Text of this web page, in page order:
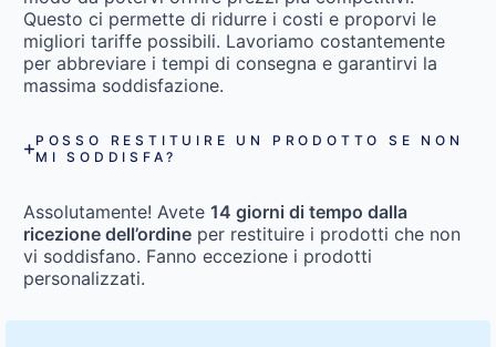
Questo ci permette di ridurre i costi e proporvi le
migliori tariffe possibili. Lavoriamo costantemente
per abbreviare i tempi di consegna e garantirvi la
massima soddisfazione.
POSSO RESTITUIRE UN PRODOTTO SE NON
MI SODDISFA?
Assolutamente! Avete 14 giorni di tempo dalla
ricezione dell’ordine per restituire i prodotti che non
vi soddisfano. Fanno eccezione i prodotti
personalizzati.